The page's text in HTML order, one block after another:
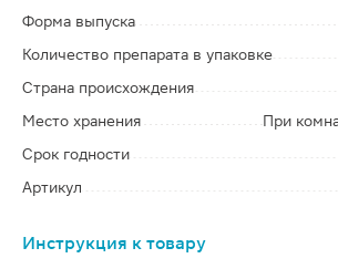
Форма выпуска
Количество препарата в упаковке
Страна происхождения
Место хранения
При
Срок годности
Артикул
Инструкция к товару